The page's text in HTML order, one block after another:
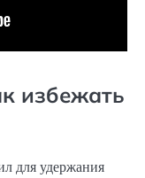
избежать
для удержания